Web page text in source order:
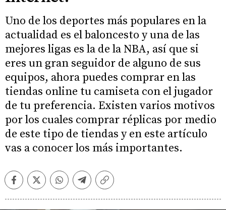
Uno de los deportes más populares en la
actualidad es el baloncesto y una de las
mejores ligas es la de la NBA, así que si
eres un gran seguidor de alguno de sus
equipos, ahora puedes comprar en las
tiendas online tu camiseta con el jugador
de tu preferencia. Existen varios motivos
por los cuales comprar réplicas por medio
de este tipo de tiendas y en este artículo
vas a conocer los más importantes.
FacebookTwitterWhatsappTelegramCopiar